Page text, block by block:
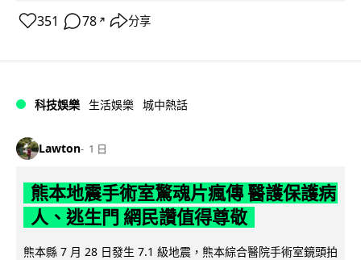
351 78 ↗ 分享
科技娛樂 生活娛樂 城中熱話
Lawton 1 日
熊本地震手術室驚魂片瘋傳 醫護保護病
人、逃生門 網民讚值得尊敬
熊本縣 7 月 28 日發生 7.1 級地震，熊本綜合醫院手術室鏡頭拍